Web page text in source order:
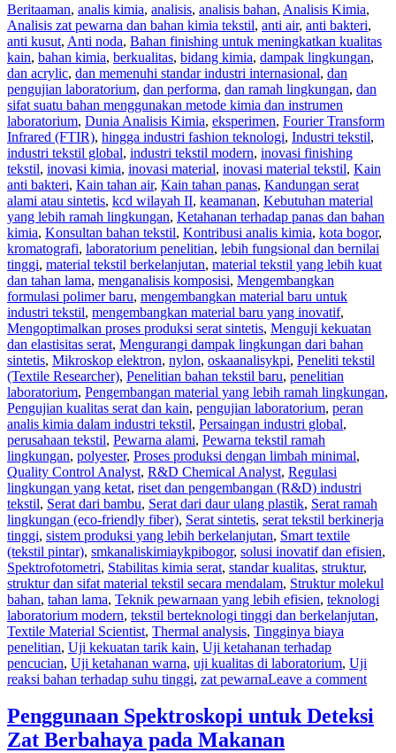
Beritaaman, analis kimia, analisis, analisis bahan, Analisis Kimia,
Analisis zat pewarna dan bahan kimia tekstil, anti air, anti bakteri,
anti kusut, Anti noda, Bahan finishing untuk meningkatkan kualitas
kain, bahan kimia, berkualitas, bidang kimia, dampak lingkungan,
dan acrylic, dan memenuhi standar industri internasional, dan
pengujian laboratorium, dan performa, dan ramah lingkungan, dan
sifat suatu bahan menggunakan metode kimia dan instrumen
laboratorium, Dunia Analisis Kimia, eksperimen, Fourier Transform
Infrared (FTIR), hingga industri fashion teknologi, Industri tekstil,
industri tekstil global, industri tekstil modern, inovasi finishing
tekstil, inovasi kimia, inovasi material, inovasi material tekstil, Kain
anti bakteri, Kain tahan air, Kain tahan panas, Kandungan serat
alami atau sintetis, kcd wilayah II, keamanan, Kebutuhan material
yang lebih ramah lingkungan, Ketahanan terhadap panas dan bahan
kimia, Konsultan bahan tekstil, Kontribusi analis kimia, kota bogor,
kromatografi, laboratorium penelitian, lebih fungsional dan bernilai
tinggi, material tekstil berkelanjutan, material tekstil yang lebih kuat
dan tahan lama, menganalisis komposisi, Mengembangkan
formulasi polimer baru, mengembangkan material baru untuk
industri tekstil, mengembangkan material baru yang inovatif,
Mengoptimalkan proses produksi serat sintetis, Menguji kekuatan
dan elastisitas serat, Mengurangi dampak lingkungan dari bahan
sintetis, Mikroskop elektron, nylon, oskaanalisykpi, Peneliti tekstil
(Textile Researcher), Penelitian bahan tekstil baru, penelitian
laboratorium, Pengembangan material yang lebih ramah lingkungan,
Pengujian kualitas serat dan kain, pengujian laboratorium, peran
analis kimia dalam industri tekstil, Persaingan industri global,
perusahaan tekstil, Pewarna alami, Pewarna tekstil ramah
lingkungan, polyester, Proses produksi dengan limbah minimal,
Quality Control Analyst, R&D Chemical Analyst, Regulasi
lingkungan yang ketat, riset dan pengembangan (R&D) industri
tekstil, Serat dari bambu, Serat dari daur ulang plastik, Serat ramah
lingkungan (eco-friendly fiber), Serat sintetis, serat tekstil berkinerja
tinggi, sistem produksi yang lebih berkelanjutan, Smart textile
(tekstil pintar), smkanaliskimiaykpibogor, solusi inovatif dan efisien,
Spektrofotometri, Stabilitas kimia serat, standar kualitas, struktur,
struktur dan sifat material tekstil secara mendalam, Struktur molekul
bahan, tahan lama, Teknik pewarnaan yang lebih efisien, teknologi
laboratorium modern, tekstil berteknologi tinggi dan berkelanjutan,
Textile Material Scientist, Thermal analysis, Tingginya biaya
penelitian, Uji kekuatan tarik kain, Uji ketahanan terhadap
pencucian, Uji ketahanan warna, uji kualitas di laboratorium, Uji
reaksi bahan terhadap suhu tinggi, zat pewarnaLeave a comment
Penggunaan Spektroskopi untuk Deteksi
Zat Berbahaya pada Makanan